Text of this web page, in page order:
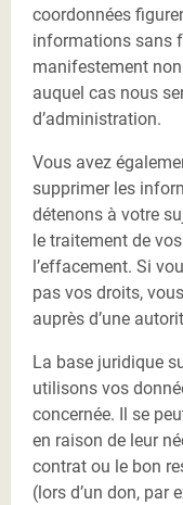
coordonnées
informations sans
manifestement
auquel cas nous
d’administration.
Vous avez
supprimer les
détenons à votre
le traitement de
l’effacement. Si
pas vos droits,
auprès d’une
La base juridique
utilisons vos
concernée. Il se
en raison de leur
contrat ou le bon
(lors d’un don, par